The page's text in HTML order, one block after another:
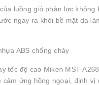
luồng gió phản lực không
ngay ra khỏi bề mặt da
ABS chống cháy
tốc độ cao Miken MST-
cảm ứng hồng ngoại, định vị